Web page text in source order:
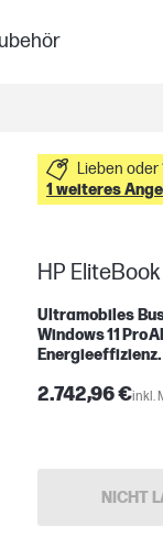
1 weiteres
HP EliteBook
Ultramobiles
Windows 11 Pro
Energieeffizienz.
2.742,96 €inkl.
NICHT